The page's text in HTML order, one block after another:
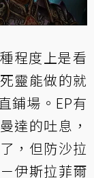
程度上是看
靈能做的就
鋪場。EP有
達的吐息 ，
，但防沙拉
－伊斯拉菲爾